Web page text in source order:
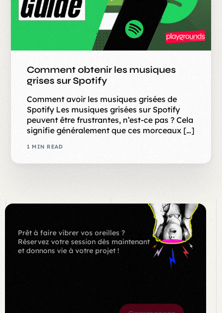
Comment obtenir les musiques
grises sur Spotify
Comment avoir les musiques grisées de
Spotify Les musiques grisées sur Spotify
peuvent être frustrantes, n’est-ce pas ? Cela
signifie généralement que ces morceaux […]
1 MIN READ
Prêt à faire vibrer vos oreilles ?
Réservez votre session dès maintenant
et donnons vie à votre projet !
NOW